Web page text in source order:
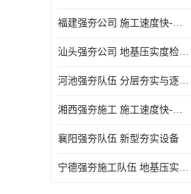
福建强夯公司 施工速度快-施耐用性强
汕头强夯公司 地基压实度检测方法与标准
河池强夯队伍 分层夯实与逐层检测技术
湘西强夯施工 施工速度快-施耐用性强
襄阳强夯队伍 新型夯实设备
宁德强夯施工队伍 地基压实度检测方法与标准